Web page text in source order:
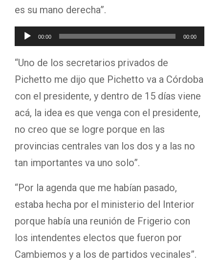
es su mano derecha”.
p
r
o
d
u
c
t
o
r
d
e
a
00:00 00:00
“Uno de los secretarios privados de
Pichetto me dijo que Pichetto va a Córdoba
con el presidente, y dentro de 15 días viene
acá, la idea es que venga con el presidente,
no creo que se logre porque en las
provincias centrales van los dos y a las no
tan importantes va uno solo”.
“Por la agenda que me habían pasado,
estaba hecha por el ministerio del Interior
porque había una reunión de Frigerio con
los intendentes electos que fueron por
Cambiemos y a los de partidos vecinales”.